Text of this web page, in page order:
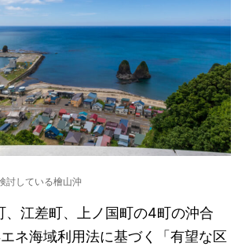
討している檜山沖
、江差町、上ノ国町の4町の沖合
ネ海域利用法に基づく「有望な区